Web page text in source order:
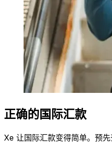
正确的国际汇款
Xe 让国际汇款变得简单。预